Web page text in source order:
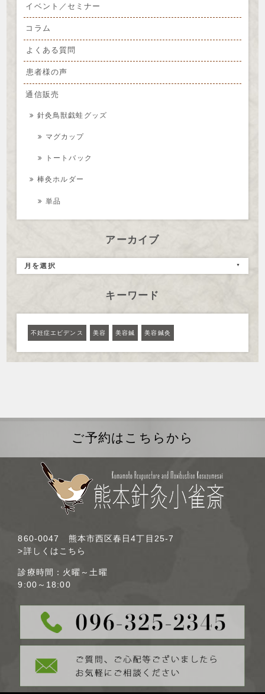
イベント／セミナー
コラム
よくある質問
患者様の声
通信販売
針灸鳥獣戯蛙グッズ
マグカップ
トートバック
棒灸ホルダー
単品
アーカイブ
月を選択
キーワード
不妊症エビデンス 美容 美容鍼 美容鍼灸
ご予約はこちらから
860-0047 熊本市西区春日4丁目25-7
>詳しくはこちら
診療時間：火曜～土曜
9:00～18:00